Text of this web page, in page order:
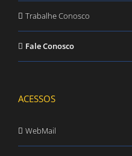
Trabalhe Conosco
Fale Conosco
ACESSOS
WebMail